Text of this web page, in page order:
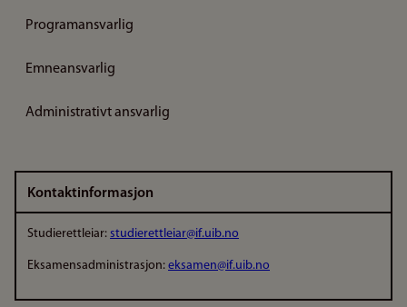
Programansvarlig
Emneansvarlig
Administrativt ansvarlig
Kontaktinformasjon
Studierettleiar: studierettleiar@if.uib.no
Eksamensadministrasjon: eksamen@if.uib.no